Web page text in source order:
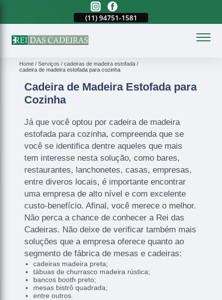
(11) 94751-1581
Home Serviços
cadeiras de madeira estofada
cadeira de madeira estofada para cozinha
Cadeira de Madeira Estofada para
Cozinha
Já que você optou por cadeira de madeira
estofada para cozinha, compreenda que se
você se identifica dentre aqueles que mais
tem interesse nesta solução, como bares,
restaurantes, lanchonetes, casas, empresas,
entre diveros locais, é importante encontrar
uma empresa de alto nível e com excelente
custo-benefício. Afinal, você merece o melhor.
Não perca a chance de conhecer a Rei das
Cadeiras. Não deixe de verificar também mais
soluções que a empresa oferece quanto ao
segmento de fábrica de mesas e cadeiras:
cadeiras madeira preta;
tábuas de churrasco madeira rústica;
bancos booth preto;
mesas bistrô quadrada;
entre outros.